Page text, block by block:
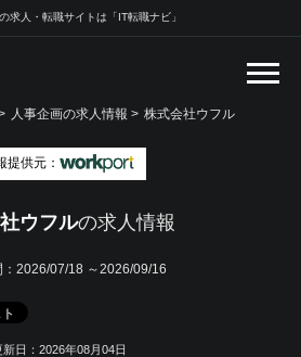
求人・転職サイトは「IT転職ナビ」
人事企画の求人情報 > 株式会社ウフル
提供元：
ウフルの求人情報
2026/07/18 ～2026/09/16
新日：2026年08月04日